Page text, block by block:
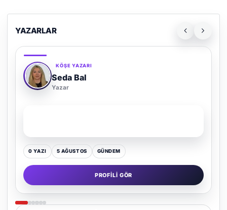
YAZARLAR
KÖŞE YAZARI
Adem Demir
Yazar
0 YAZI 16 TEMMUZ GÜNDEM
PROFILI GÖR